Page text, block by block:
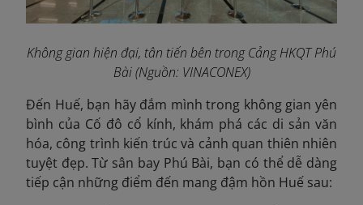
Không gian hiện đại, tân tiến bên trong Cảng HKQT Phú
Bài(Nguồn: VINACONEX)
Đến Huế, bạn hãy đắm mình trong không gian yên
bình của Cố đô cổ kính, khám phá các di sản văn
hóa, công trình kiến trúc và cảnh quan thiên nhiên
tuyệt đẹp. Từ sân bay Phú Bài, bạn có thể dễ dàng
tiếp cận những điểm đến mang đậm hồn Huế sau: